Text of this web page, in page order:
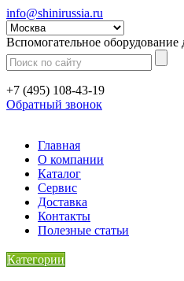
info@shinirussia.ru
Вспомогательное
+7 (495) 108-43-19
Обратный звонок
Главная
О компании
Каталог
Сервис
Доставка
Контакты
Полезные статьи
Категории